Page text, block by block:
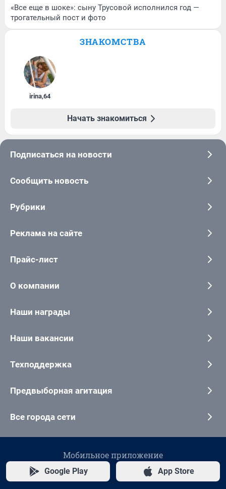
«Все еще в шоке»: сыну Трусовой исполнился год —
трогательный пост и фото
ЗНАКОМСТВА
irina,64
Начать знакомиться
Подписаться на новости
Сообщить новость
Рубрики
Реклама на сайте
Прайс-лист
О компании
Наши награды
Наши вакансии
Техподдержка
Предвыборная агитация
Все города сети
Мобильное приложение
Google Play App Store